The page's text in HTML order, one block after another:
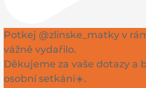
Potkej @zlinske_matky v
vážně vydařilo.
Děkujeme za vaše dotazy a
osobní setkání☀️.